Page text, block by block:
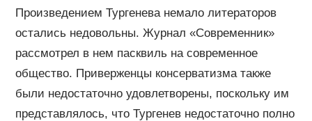
Произведением Тургенева немало литераторов
остались недовольны. Журнал «Современник»
рассмотрел в нем пасквиль на современное
общество. Приверженцы консерватизма также
были недостаточно удовлетворены, поскольку им
представлялось, что Тургенев недостаточно полно